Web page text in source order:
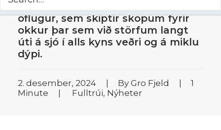
Búnaðurinn sem útvegaður er er
öflugur, sem skiptir sköpum fyrir
okkur þar sem við störfum langt
úti á sjó í alls kyns veðri og á miklu
dýpi.
2. desember, 2024 ByGro Fjeld
1
Minute
Fulltrúi, Nýheter